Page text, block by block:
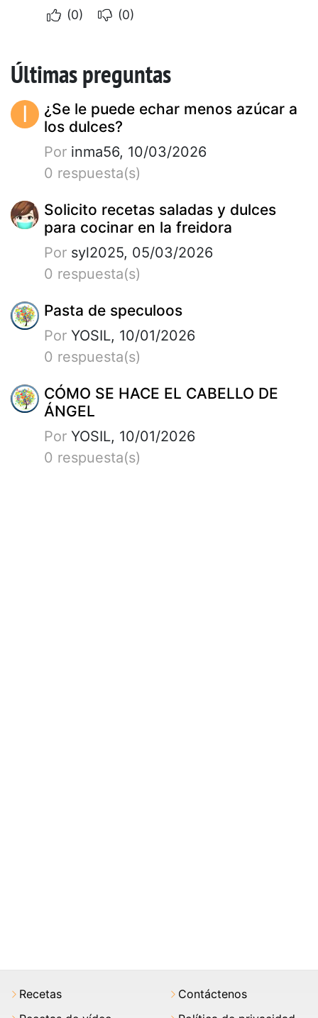
(0)
(0)
Últimas preguntas
I
¿Se le puede echar menos azúcar a
los dulces?
Por inma56, 10/03/2026
0 respuesta(s)
Solicito recetas saladas y dulces
para cocinar en la freidora
Por syl2025, 05/03/2026
0 respuesta(s)
Pasta de speculoos
Por YOSIL, 10/01/2026
0 respuesta(s)
CÓMO SE HACE EL CABELLO DE
ÁNGEL
Por YOSIL, 10/01/2026
0 respuesta(s)
Recetas
Contáctenos